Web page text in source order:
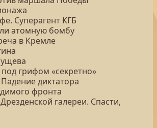
Суперагент КГБ
атомную бомбу
в Кремле
грифом «секретно»
диктатора
фронта
галереи. Спасти,